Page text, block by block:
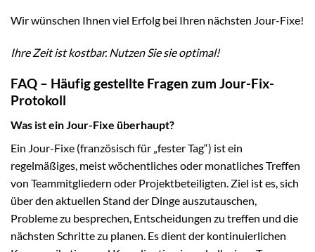
Wir wünschen Ihnen viel Erfolg bei Ihren nächsten Jour-Fixe!
Ihre Zeit ist kostbar. Nutzen Sie sie optimal!
FAQ – Häufig gestellte Fragen zum Jour-Fix-
Protokoll
Was ist ein Jour-Fixe überhaupt?
Ein Jour-Fixe (französisch für „fester Tag“) ist ein
regelmäßiges, meist wöchentliches oder monatliches Treffen
von Teammitgliedern oder Projektbeteiligten. Ziel ist es, sich
über den aktuellen Stand der Dinge auszutauschen,
Probleme zu besprechen, Entscheidungen zu treffen und die
nächsten Schritte zu planen. Es dient der kontinuierlichen